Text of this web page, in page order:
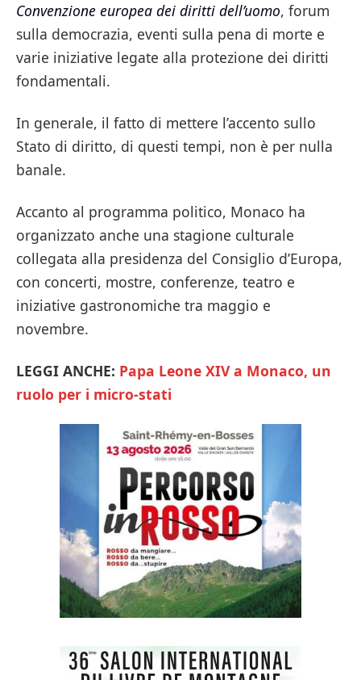
Convenzione europea dei diritti dell’uomo, forum
sulla democrazia, eventi sulla pena di morte e
varie iniziative legate alla protezione dei diritti
fondamentali.
In generale, il fatto di mettere l’accento sullo
Stato di diritto, di questi tempi, non è per nulla
banale.
Accanto al programma politico, Monaco ha
organizzato anche una stagione culturale
collegata alla presidenza del Consiglio d’Europa,
con concerti, mostre, conferenze, teatro e
iniziative gastronomiche tra maggio e
novembre.
LEGGI ANCHE: Papa Leone XIV a Monaco, un
ruolo per i micro-stati